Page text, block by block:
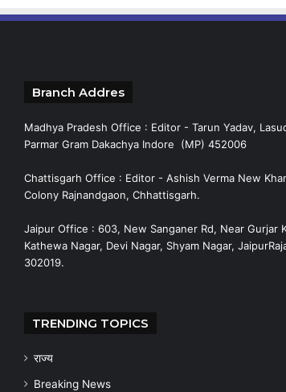
Branch Addres
Madhya Pradesh Office : Editor - Tarun Yadav,
Parmar Gram Dakachya Indore (MP) 452006
Chattisgarh Office : Editor - Ashish Verma New
Colony Rajnandgaon, Chhattisgarh.
Jaipur Office : 603, New Sanganer Rd, Near Gurjar
Kathewa Nagar, Devi Nagar, Shyam Nagar,
302019.
TRENDING TOPICS
राज्य
Breaking News